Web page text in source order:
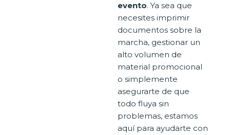
evento. Ya sea que
necesites imprimir
documentos sobre la
marcha, gestionar un
alto volumen de
material promocional
o simplemente
asegurarte de que
todo fluya sin
problemas, estamos
aquí para ayudarte con